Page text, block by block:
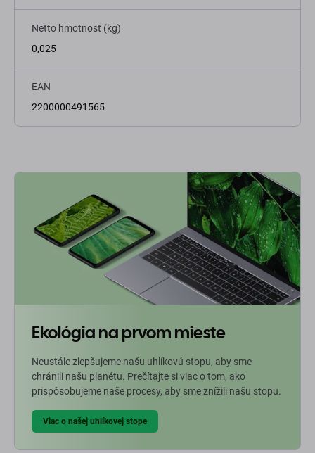
Netto hmotnosť (kg)
0,025
EAN
2200000491565
Ekológia na prvom mieste
Neustále zlepšujeme našu uhlíkovú stopu, aby sme
chránili našu planétu. Prečítajte si viac o tom, ako
prispôsobujeme naše procesy, aby sme znížili našu stopu.
Viac o našej uhlíkovej stope